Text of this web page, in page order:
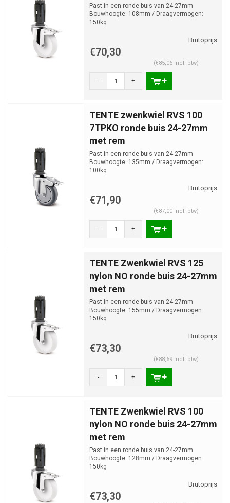
Past in een ronde buis van 24-27mm
Bouwhoogte: 108mm / Draagvermogen:
150kg
€70,30
(€85,06 Incl. btw)
- +
TENTE zwenkwiel RVS 100
7TPKO ronde buis 24-27mm
met rem
Past in een ronde buis van 24-27mm
Bouwhoogte: 135mm / Draagvermogen:
100kg
€71,90
(€87,00 Incl. btw)
- +
TENTE Zwenkwiel RVS 125
nylon NO ronde buis 24-27mm
met rem
Past in een ronde buis van 24-27mm
Bouwhoogte: 155mm / Draagvermogen:
150kg
€73,30
(€88,69 Incl. btw)
- +
TENTE Zwenkwiel RVS 100
nylon NO ronde buis 24-27mm
met rem
Past in een ronde buis van 24-27mm
Bouwhoogte: 128mm / Draagvermogen:
150kg
€73,30